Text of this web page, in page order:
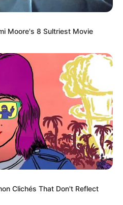
Moore's 8 Sultriest Movie
Clichés That Don't Reflect